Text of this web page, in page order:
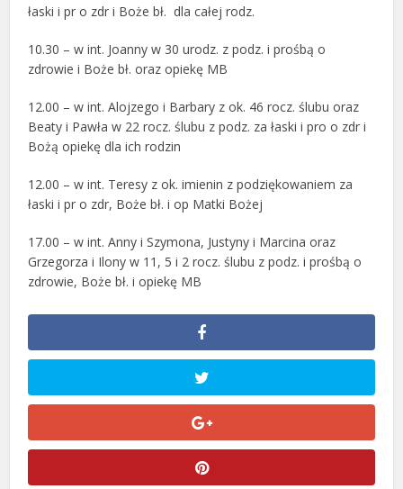
łaski i pr o zdr i Boże bł. dla całej rodz.
10.30 – w int. Joanny w 30 urodz. z podz. i prośbą o
zdrowie i Boże bł. oraz opiekę MB
12.00 – w int. Alojzego i Barbary z ok. 46 rocz. ślubu oraz
Beaty i Pawła w 22 rocz. ślubu z podz. za łaski i pro o zdr i
Bożą opiekę dla ich rodzin
12.00 – w int. Teresy z ok. imienin z podziękowaniem za
łaski i pr o zdr, Boże bł. i op Matki Bożej
17.00 – w int. Anny i Szymona, Justyny i Marcina oraz
Grzegorza i Ilony w 11, 5 i 2 rocz. ślubu z podz. i prośbą o
zdrowie, Boże bł. i opiekę MB